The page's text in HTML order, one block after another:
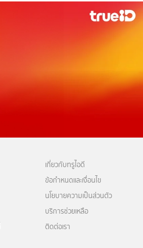
เกี่ยวกับทรูไอดี
ข้อกำหนดและเงื่อนไข
นโยบายความเป็นส่วนตัว
บริการช่วยเหลือ
ติดต่อเรา